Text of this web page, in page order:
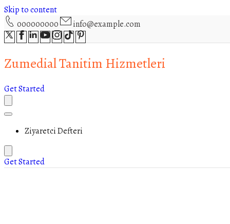
Skip to content
000000000
info@example.com
Zumedial Tanitim Hizmetleri
Get Started
Ziyaretci Defteri
Get Started